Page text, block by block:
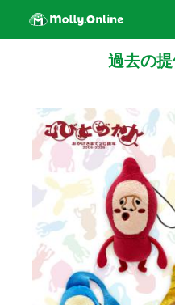
過去の